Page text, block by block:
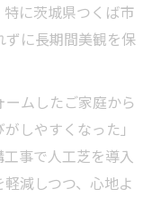
に茨城県つくば市
ずに長期間美観を保
ムしたご家庭から
しやすくなった」
事で人工芝を導入
減しつつ、心地よ